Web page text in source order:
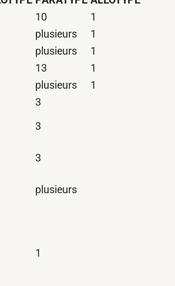
10
1
plusieurs
1
plusieurs
1
13
1
plusieurs
1
3
3
3
plusieurs
1